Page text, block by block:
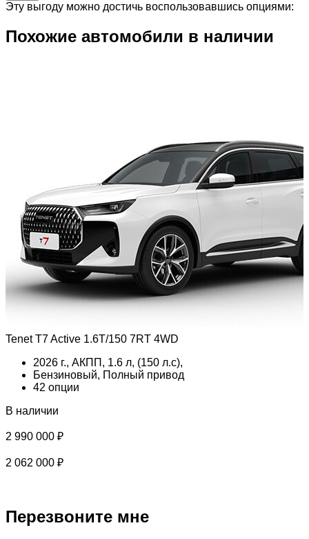
Эту выгоду можно достичь воспользовавшись опциями:
Похожие автомобили в наличии
Tenet T7 Active 1.6T/150 7RT 4WD
2026 г., АКПП, 1.6 л, (150 л.с),
Бензиновый, Полный привод
42 опции
В наличии
2 990 000 ₽
2 062 000 ₽
Перезвоните мне